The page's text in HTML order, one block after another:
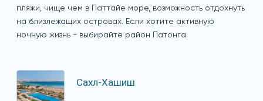
пляжи, чище чем в Паттайе море, возможность отдохнуть
на близлежащих островах. Если хотите активную
ночную жизнь - выбирайте район Патонга.
Сахл-Хашиш